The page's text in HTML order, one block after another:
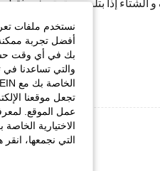
إذا بتلبسين تحته شي ثقيل
عرض المزيد من
نستخدم ملفات
أفضل تجربة
بك في أي وقت حسب
والتي تساعدنا
تجعل موقعنا
عمل الموقع.
الاختيارية
التي نجمعها،